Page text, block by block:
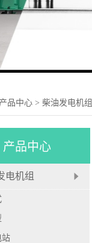
产品中心 > 柴油发电机组
产品中心
电机组
站